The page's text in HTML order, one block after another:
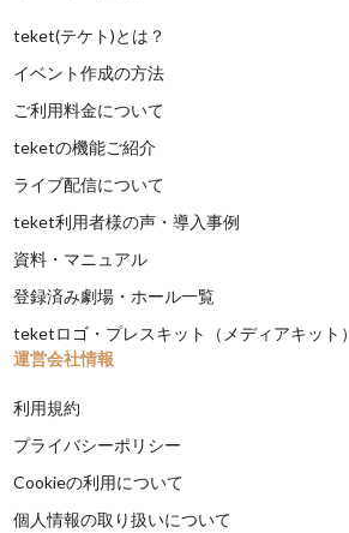
teket(テケト)とは？
イベント作成の方法
ご利用料金について
teketの機能ご紹介
ライブ配信について
teket利用者様の声・導入事例
資料・マニュアル
登録済み劇場・ホール一覧
teketロゴ・プレスキット（メディアキット）
運営会社情報
利用規約
プライバシーポリシー
Cookieの利用について
個人情報の取り扱いについて